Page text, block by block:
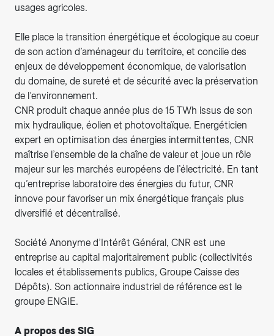
usages agricoles.
Elle place la transition énergétique et écologique au coeur
de son action d’aménageur du territoire, et concilie des
enjeux de développement économique, de valorisation
du domaine, de sureté et de sécurité avec la préservation
de l’environnement.
CNR produit chaque année plus de 15 TWh issus de son
mix hydraulique, éolien et photovoltaïque. Energéticien
expert en optimisation des énergies intermittentes, CNR
maîtrise l’ensemble de la chaîne de valeur et joue un rôle
majeur sur les marchés européens de l’électricité. En tant
qu’entreprise laboratoire des énergies du futur, CNR
innove pour favoriser un mix énergétique français plus
diversifié et décentralisé.
Société Anonyme d’Intérêt Général, CNR est une
entreprise au capital majoritairement public (collectivités
locales et établissements publics, Groupe Caisse des
Dépôts). Son actionnaire industriel de référence est le
groupe ENGIE.
A propos des SIG